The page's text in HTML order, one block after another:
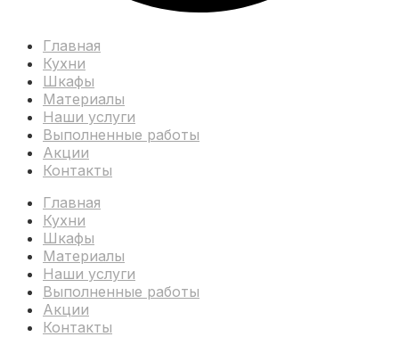
Главная
Кухни
Шкафы
Материалы
Наши услуги
Выполненные работы
Акции
Контакты
Главная
Кухни
Шкафы
Материалы
Наши услуги
Выполненные работы
Акции
Контакты